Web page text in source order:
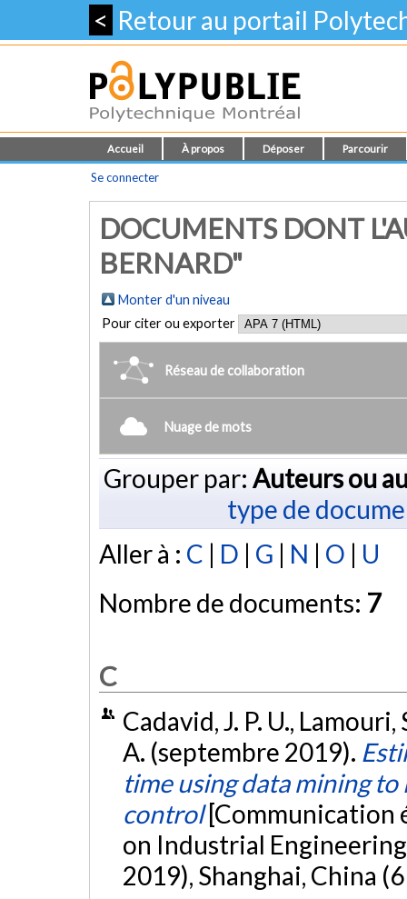
< Retour au portail
Accueil À propos Déposer Parcourir
Se connecter
DOCUMENTS DONT
BERNARD"
Monter d'un niveau
Pour citer ou exporter
Réseau de collaboration
Nuage de mots
Grouper par: Auteurs ou
type de
Aller à : C | D | G | N | O | U
Nombre de documents: 7
C
Cadavid, J. P. U.,
A. (septembre 2019).
time using data mining
control
on Industrial
2019), Shanghai, China